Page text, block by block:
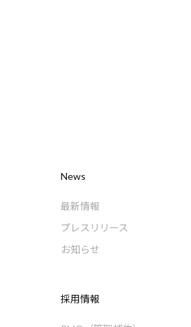
News
最新情報
プレスリリース
お知らせ
採用情報